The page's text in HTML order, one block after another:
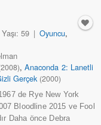
Yaşı: 59 | Oyuncu,
,Anaconda 2: Lanetli
Gerçek (2000)
de Rye New York
Bloodline 2015 ve Fool
Daha önce Debra